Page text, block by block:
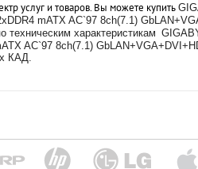
услуг и товаров. Вы можете купить
mATX AC`97 8ch(7.1)
техническим характеристикам
AC`97 8ch(7.1)
КАД.